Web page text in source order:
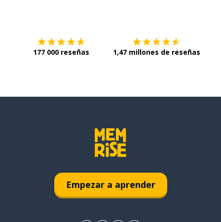
177 000 reseñas 1,47 millones de reseñas
Empezar a aprender